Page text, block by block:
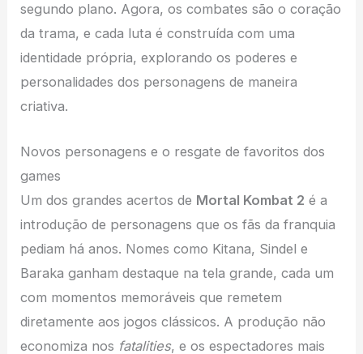
segundo plano. Agora, os combates são o coração
da trama, e cada luta é construída com uma
identidade própria, explorando os poderes e
personalidades dos personagens de maneira
criativa.
Novos personagens e o resgate de favoritos dos
games
Um dos grandes acertos de Mortal Kombat 2 é a
introdução de personagens que os fãs da franquia
pediam há anos. Nomes como Kitana, Sindel e
Baraka ganham destaque na tela grande, cada um
com momentos memoráveis que remetem
diretamente aos jogos clássicos. A produção não
economiza nos fatalities, e os espectadores mais